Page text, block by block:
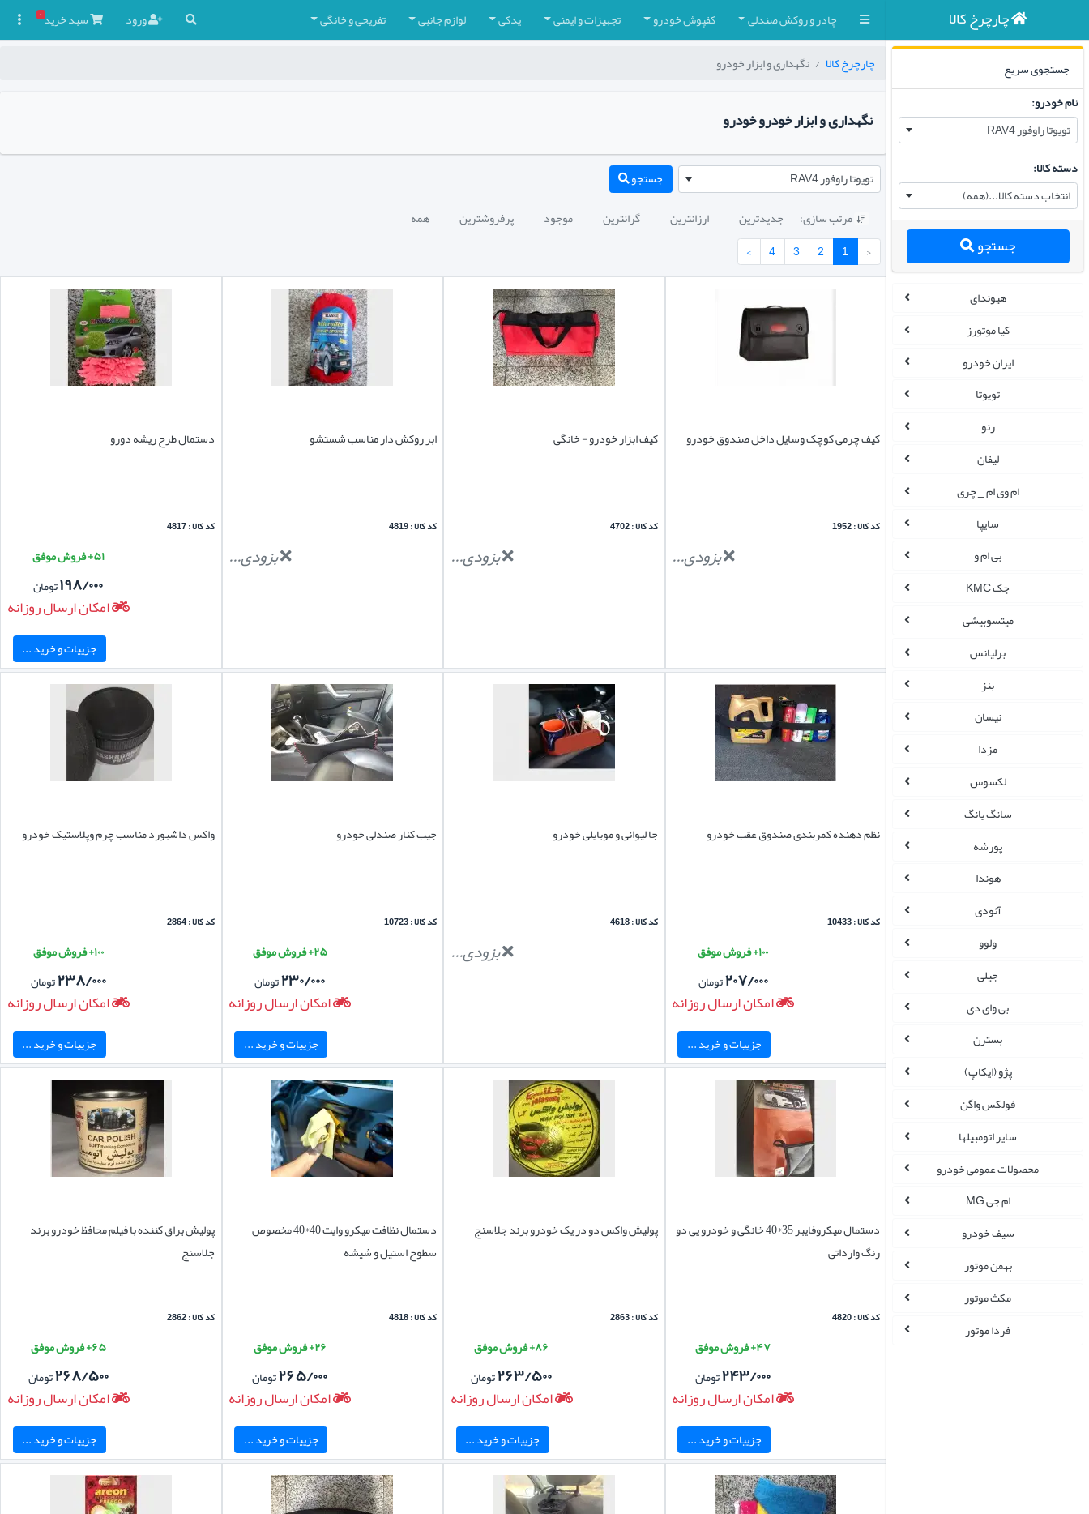
چادر و روکش صندلی کفپوش خودرو تجهیزات و ایمنی یدکی لوازم جانبی تفریحی و خانگی ورود سبدخرید۰ چارچرخ کالا
جستجوی سریع
نام خودرو:
تویوتا راوفور RAV4
دسته کالا:
انتخاب دسته کالا...(همه)
جستجو
هیوندای
کیا موتورز
ایران خودرو
تویوتا
رنو
لیفان
ام وی ام _ چری
سایپا
بی ام و
جک KMC
میتسوبیشی
برلیانس
بنز
نیسان
مزدا
لکسوس
سانگ یانگ
پورشه
هوندا
آئودی
ولوو
جیلی
بی وای دی
بسترن
پژو (ایکاپ)
فولکس واگن
سایر اتومبیلها
محصولات عمومی خودرو
ام جی MG
سیف خودرو
بهمن موتور
مکث موتور
فردا موتور
چارچرخ کالا نگهداری و ابزار خودرو
نگهداری و ابزار خودرو خودرو
تویوتا راوفور RAV4 جستجو
 مرتب سازی: جدیدترین ارزانترین گرانترین موجود پرفروشترین
همه
‹
1
2
3
4
›
کیف چرمی کوچک وسایل داخل صندوق خودرو
کد کالا : 1952
بزودی...
کیف ابزار خودرو - خانگی
کد کالا : 4702
بزودی...
ابر روکش دار مناسب شستشو
کد کالا : 4819
بزودی...
دستمال طرح ریشه دورو
کد کالا : 4817
۵۱+ فروش موفق
۱۹۸/۰۰۰تومان
امکان ارسال روزانه
جزییات و خرید ...
نظم دهنده کمربندی صندوق عقب خودرو
کد کالا : 10433
۱۰۰+ فروش موفق
۲۰۷/۰۰۰تومان
امکان ارسال روزانه
جزییات و خرید ...
جا لیوانی و موبایلی خودرو
کد کالا : 4618
بزودی...
جیب کنار صندلی خودرو
کد کالا : 10723
۲۵+ فروش موفق
۲۳۰/۰۰۰تومان
امکان ارسال روزانه
جزییات و خرید ...
واکس داشبورد مناسب چرم وپلاستیک خودرو
کد کالا : 2864
۱۰۰+ فروش موفق
۲۳۸/۰۰۰تومان
امکان ارسال روزانه
جزییات و خرید ...
دستمال میکروفایبر 35*40 خانگی و خودرو یی دو
رنگ وارداتی
کد کالا : 4820
۴۷+ فروش موفق
۲۴۳/۰۰۰تومان
امکان ارسال روزانه
جزییات و خرید ...
پولیش واکس دو در یک خودرو برند جلاسنج
کد کالا : 2863
۸۶+ فروش موفق
۲۶۳/۵۰۰تومان
امکان ارسال روزانه
جزییات و خرید ...
دستمال نظافت میکرو وایت 40*40 مخصوص
سطوح استیل و شیشه
کد کالا : 4818
۲۶+ فروش موفق
۲۶۵/۰۰۰تومان
امکان ارسال روزانه
جزییات و خرید ...
پولیش براق کننده با فیلم محافظ خودرو برند
جلاسنج
کد کالا : 2862
۶۵+ فروش موفق
۲۶۸/۵۰۰تومان
امکان ارسال روزانه
جزییات و خرید ...